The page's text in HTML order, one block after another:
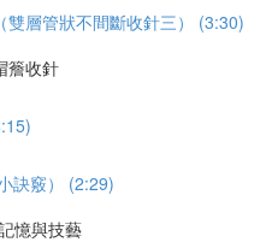
層管狀不間斷收針三） (3:30)
簷收針
訣竅） (2:29)
憶與技藝